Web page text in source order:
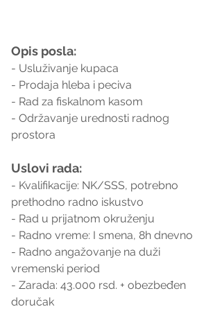
Opis posla:
- Usluživanje kupaca
- Prodaja hleba i peciva
- Rad za fiskalnom kasom
- Održavanje urednosti radnog
prostora
Uslovi rada:
- Kvalifikacije: NK/SSS, potrebno
prethodno radno iskustvo
- Rad u prijatnom okruženju
- Radno vreme: I smena, 8h dnevno
- Radno angažovanje na duži
vremenski period
- Zarada: 43.000 rsd. + obezbeđen
doručak